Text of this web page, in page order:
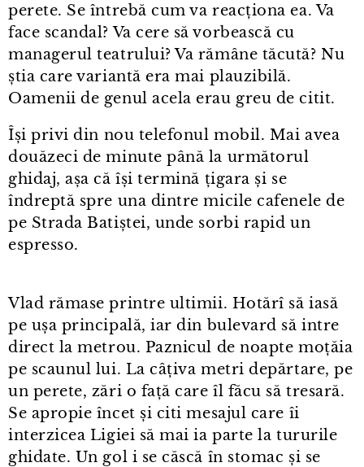
perete. Se întrebă cum va reacționa ea. Va
face scandal? Va cere să vorbească cu
managerul teatrului? Va rămâne tăcută? Nu
știa care variantă era mai plauzibilă.
Oamenii de genul acela erau greu de citit.
Își privi din nou telefonul mobil. Mai avea
douăzeci de minute până la următorul
ghidaj, așa că își termină țigara și se
îndreptă spre una dintre micile cafenele de
pe Strada Batiștei, unde sorbi rapid un
espresso.
Vlad rămase printre ultimii. Hotărî să iasă
pe ușa principală, iar din bulevard să intre
direct la metrou. Paznicul de noapte moțăia
pe scaunul lui. La câțiva metri depărtare, pe
un perete, zări o față care îl făcu să tresară.
Se apropie încet și citi mesajul care îi
interzicea Ligiei să mai ia parte la tururile
ghidate. Un gol i se căscă în stomac și se